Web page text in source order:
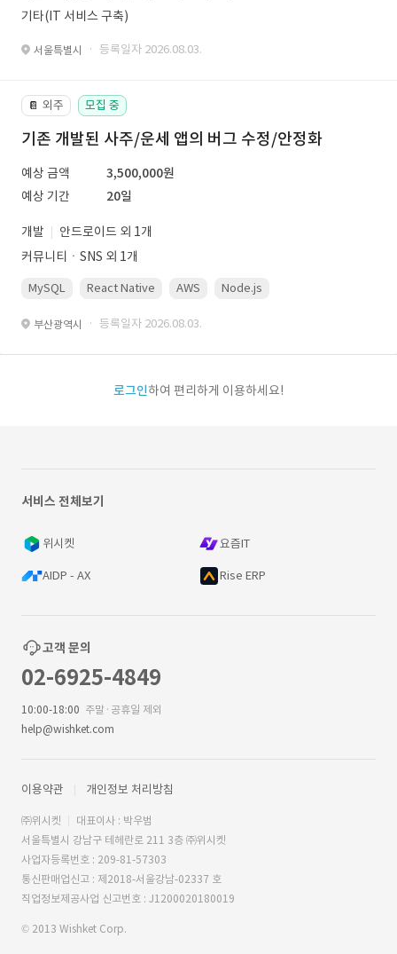
기타(IT 서비스 구축)
서울특별시 · 등록일자 2026.08.03.
📔 외주 모집 중
기존 개발된 사주/운세 앱의 버그 수정/안정화
예상 금액
3,500,000원
예상 기간
20일
개발
안드로이드 외 1개
커뮤니티ㆍSNS 외 1개
MySQL React Native AWS Node.js
부산광역시 · 등록일자 2026.08.03.
로그인하여 편리하게 이용하세요!
서비스 전체보기
위시켓 요즘IT
AIDP - AX Rise ERP
고객 문의
02-6925-4849
10:00-18:00 주말·공휴일 제외
help@wishket.com
이용약관 개인정보 처리방침
㈜위시켓
대표이사 : 박우범
서울특별시 강남구 테헤란로 211 3층 ㈜위시켓
사업자등록번호 : 209-81-57303
통신판매업신고 : 제2018-서울강남-02337 호
직업정보제공사업 신고번호 : J1200020180019
© 2013 Wishket Corp.